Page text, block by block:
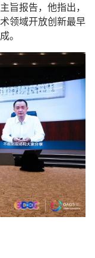
旨报告，他指出，
领域开放创新最早
。